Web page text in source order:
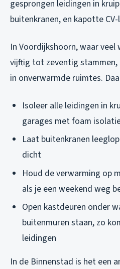
gesprongen leidingen in
buitenkranen, en kapotte
In Voordijkshoorn, waar
vijftig tot zeventig stammen,
in onverwarmde ruimtes.
Isoleer alle leidingen in
garages met foam
Laat buitenkranen
dicht
Houd de verwarming op
als je een weekend weg
Open kastdeuren onder
buitenmuren staan, zo
leidingen
In de Binnenstad is het een